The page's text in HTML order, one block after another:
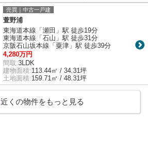
売買｜中古一戸建
萱野浦
東海道本線「瀬田」駅 徒歩19分
東海道本線「石山」駅 徒歩31分
京阪石山坂本線「粟津」駅 徒歩39分
4,280万円
間取:3LDK
建物面積:113.44㎡ / 34.31坪
土地面積:159.71㎡ / 48.31坪
近くの物件をもっと見る